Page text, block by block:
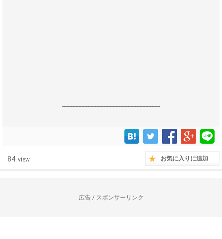
------------------------------------------------------------------
84 view お気に入りに追加
広告 / スポンサーリンク